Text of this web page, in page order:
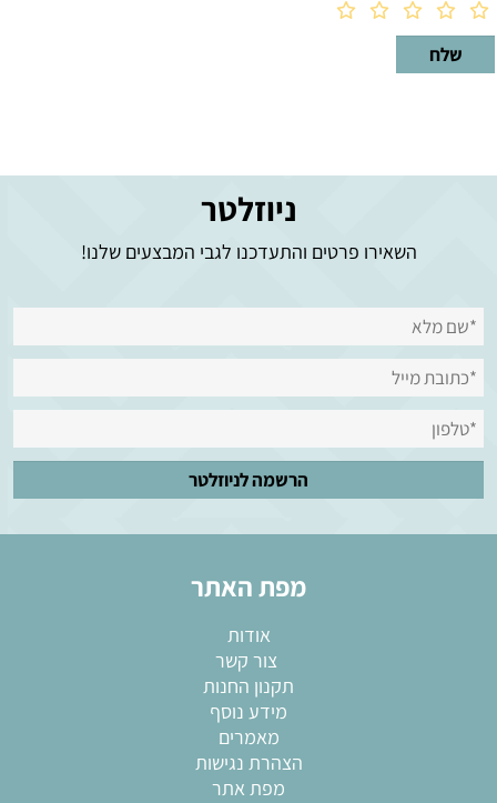
ניוזלטר
השאירו פרטים והתעדכנו לגבי המבצעים שלנו!
מפת האתר
אודות
צור קשר
תקנון החנות
מידע נוסף
מאמרים
הצהרת נגישות
מפת אתר